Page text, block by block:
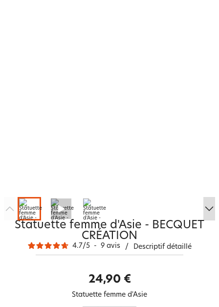
Statuette femme d'Asie - BECQUET
CRÉATION
4.7/5 - 9 avis / Descriptif détaillé
24,90 €
Statuette femme d'Asie